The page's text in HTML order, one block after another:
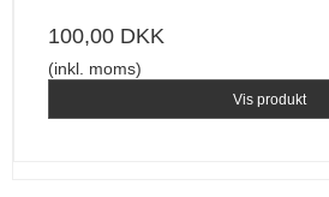
100,00 DKK
(inkl. moms)
Vis produkt